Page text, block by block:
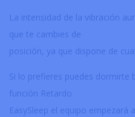
La intensidad de la vibración
que te cambies de
posición, ya que dispone de
Si lo prefieres puedes dormirte
función Retardo
EasySleep el equipo